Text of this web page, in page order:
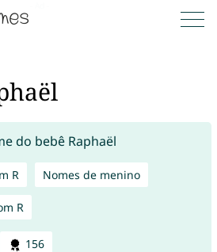
R Nomes de menino
R
156